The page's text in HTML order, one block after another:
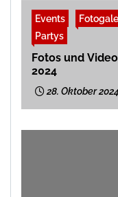
Events
Partys
Fotos und
2024
28. Oktober 2024